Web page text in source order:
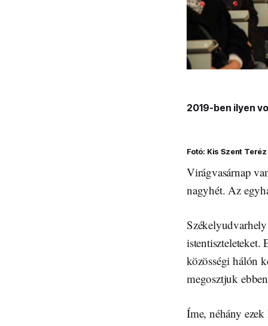
2019-ben ilyen
Fotó: Kis Szent
Virágvasárnap
nagyhét. Az
istentiszteleteket.
közösségi hálón
megosztjuk
Íme, néhány